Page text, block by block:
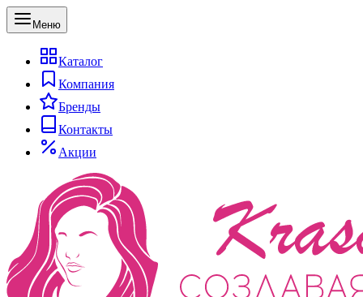
Меню
Каталог
Компания
Бренды
Контакты
Акции